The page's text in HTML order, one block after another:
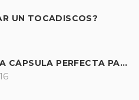
UN TOCADISCOS?
¿CÓMO ELIJO LA CÁPSULA PERFECTA PARA MI GIRADISCOS?